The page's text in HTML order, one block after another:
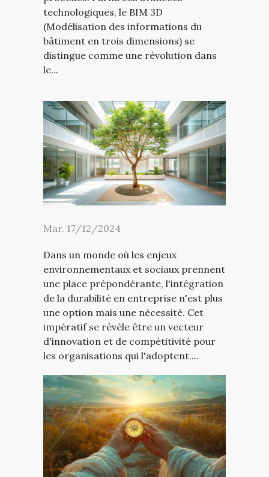
technologiques, le BIM 3D
(Modélisation des informations du
bâtiment en trois dimensions) se
distingue comme une révolution dans
le...
Mar. 17/12/2024
Dans un monde où les enjeux
environnementaux et sociaux prennent
une place prépondérante, l'intégration
de la durabilité en entreprise n'est plus
une option mais une nécessité. Cet
impératif se révèle être un vecteur
d'innovation et de compétitivité pour
les organisations qui l'adoptent....